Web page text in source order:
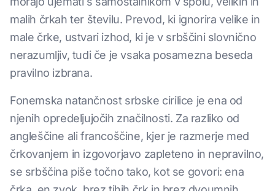
malih črkah ter številu. Prevod, ki ignorira velike in
male črke, ustvari izhod, ki je v srbščini slovnično
nerazumljiv, tudi če je vsaka posamezna beseda
pravilno izbrana.
Fonemska natančnost srbske cirilice je ena od
njenih opredeljujočih značilnosti. Za razliko od
angleščine ali francoščine, kjer je razmerje med
črkovanjem in izgovorjavo zapleteno in nepravilno,
se srbščina piše točno tako, kot se govori: ena